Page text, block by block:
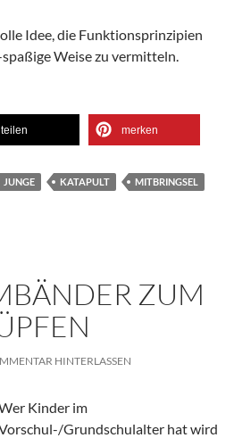
Idee, die Funktionsprinzipien
Weise zu vermitteln.
teilen merken
JUNGE KATAPULT MITBRINGSEL
ZUM
HINTERLASSEN
Kinder im
Grundschulalter hat wird